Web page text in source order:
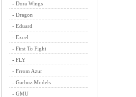
- Dora Wings
- Dragon
- Eduard
- Excel
- First To Fight
- FLY
- Frrom Azur
- Garbuz Models
- GMU